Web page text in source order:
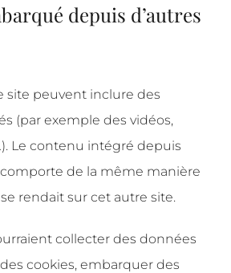
depuis d’autres
site peuvent inclure des
(par exemple des vidéos,
Le contenu intégré depuis
comporte de la même manière
rendait sur cet autre site.
collecter des données
cookies, embarquer des